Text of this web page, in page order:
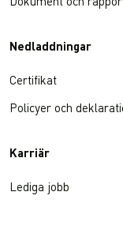
Dokument och
Nedladdningar
Certifikat
Policyer och
Karriär
Lediga jobb